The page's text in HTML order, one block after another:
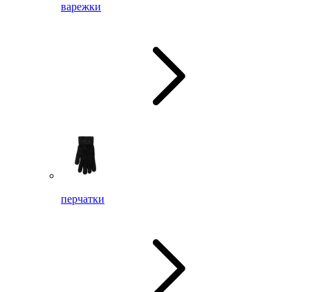
варежки
перчатки